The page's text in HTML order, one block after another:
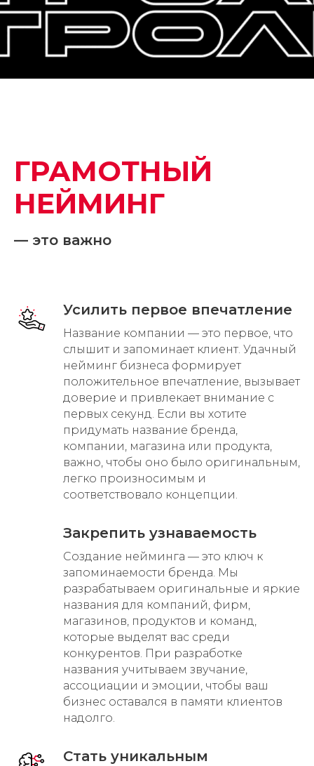
ГРАМОТНЫЙ
НЕЙМИНГ
— это важно
Усилить первое впечатление
Название компании — это первое, что
слышит и запоминает клиент. Удачный
нейминг бизнеса формирует
положительное впечатление, вызывает
доверие и привлекает внимание с
первых секунд. Если вы хотите
придумать название бренда,
компании, магазина или продукта,
важно, чтобы оно было оригинальным,
легко произносимым и
соответствовало концепции.
Закрепить узнаваемость
Создание нейминга — это ключ к
запоминаемости бренда. Мы
разрабатываем оригинальные и яркие
названия для компаний, фирм,
магазинов, продуктов и команд,
которые выделят вас среди
конкурентов. При разработке
названия учитываем звучание,
ассоциации и эмоции, чтобы ваш
бизнес оставался в памяти клиентов
надолго.
Стать уникальным